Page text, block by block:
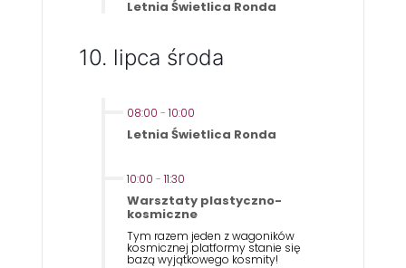
Letnia Świetlica Ronda
10. lipca środa
08:00 - 10:00
Letnia Świetlica Ronda
10:00 - 11:30
Warsztaty plastyczno-
kosmiczne
Tym razem jeden z wagoników
kosmicznej platformy stanie się
bazą wyjątkowego kosmity!